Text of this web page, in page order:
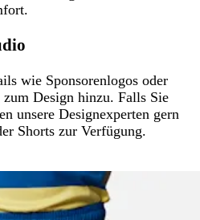
wie Sponsorenlogos oder
zum Design hinzu. Falls Sie
unsere Designexperten gern
Shorts zur Verfügung.